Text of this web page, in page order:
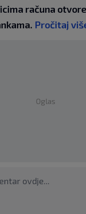
računa
Pročitaj
Oglas